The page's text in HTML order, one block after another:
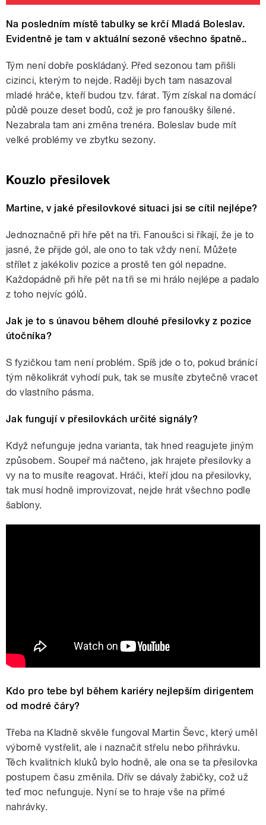
Na posledním místě tabulky se krčí Mladá Boleslav.
Evidentně je tam v aktuální sezoně všechno špatně..
Tým není dobře poskládaný. Před sezonou tam přišli
cizinci, kterým to nejde. Raději bych tam nasazoval
mladé hráče, kteří budou tzv. fárat. Tým získal na domácí
půdě pouze deset bodů, což je pro fanoušky šílené.
Nezabrala tam ani změna trenéra. Boleslav bude mít
velké problémy ve zbytku sezony.
Kouzlo přesilovek
Martine, v jaké přesilovkové situaci jsi se cítil nejlépe?
Jednoznačně při hře pět na tři. Fanoušci si říkají, že je to
jasné, že přijde gól, ale ono to tak vždy není. Můžete
střílet z jakékoliv pozice a prostě ten gól nepadne.
Každopádně při hře pět na tři se mi hrálo nejlépe a padalo
z toho nejvíc gólů.
Jak je to s únavou během dlouhé přesilovky z pozice
útočníka?
S fyzičkou tam není problém. Spíš jde o to, pokud bránící
tým několikrát vyhodí puk, tak se musíte zbytečně vracet
do vlastního pásma.
Jak fungují v přesilovkách určité signály?
Když nefunguje jedna varianta, tak hned reagujete jiným
způsobem. Soupeř má načteno, jak hrajete přesilovky a
vy na to musíte reagovat. Hráči, kteří jdou na přesilovky,
tak musí hodně improvizovat, nejde hrát všechno podle
šablony.
Kdo pro tebe byl během kariéry nejlepším dirigentem
od modré čáry?
Třeba na Kladně skvěle fungoval Martin Ševc, který uměl
výborně vystřelit, ale i naznačit střelu nebo přihrávku.
Těch kvalitních kluků bylo hodně, ale ona se ta přesilovka
postupem času změnila. Dřív se dávaly žabičky, což už
teď moc nefunguje. Nyní se to hraje vše na přímé
nahrávky.